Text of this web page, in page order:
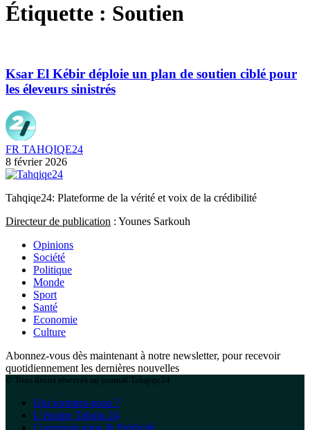
Étiquette : Soutien
Ksar El Kébir déploie un plan de soutien ciblé pour
les éleveurs sinistrés
FR TAHQIQE24
8 février 2026
Tahqiqe24: Plateforme de la vérité et voix de la crédibilité
Directeur de publication : Younes Sarkouh
Opinions
Société
Politique
Monde
Sport
Santé
Economie
Culture
Abonnez-vous dès maintenant à notre newsletter, pour recevoir
quotidiennement les dernières nouvelles
© Tous droits réservés au journal Tahqiqe24
Qui sommes-nous ?
L’équipe Tahqiq 24
Communication & Publicité